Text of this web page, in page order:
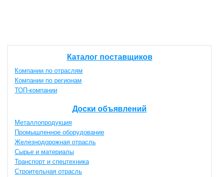
Каталог поставщиков
Компании по отраслям
Компании по регионам
ТОП-компании
Доски объявлений
Металлопродукция
Промышленное оборудование
Железнодорожная отрасль
Сырье и материалы
Транспорт и спецтехника
Строительная отрасль